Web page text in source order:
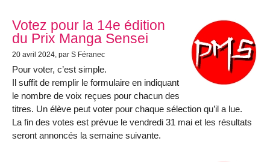
Votez pour la 14e édition
du Prix Manga Sensei
20 avril 2024, par S Féranec
Pour voter, c’est simple.
Il suffit de remplir le formulaire en indiquant
le nombre de voix reçues pour chacun des
titres. Un élève peut voter pour chaque sélection qu’il a lue.
La fin des votes est prévue le vendredi 31 mai et les résultats
seront annoncés la semaine suivante.